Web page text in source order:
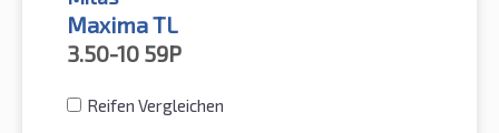
Maxima TL
3.50-10 59P
Reifen Vergleichen